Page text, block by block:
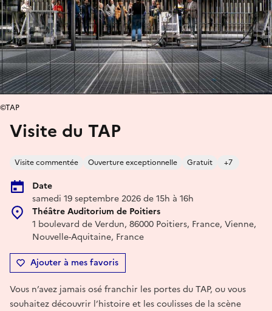
Visite du TAP
Visite commentée Ouverture exceptionnelle Gratuit +7
Date
samedi 19 septembre 2026 de 15h à 16h
Théâtre Auditorium de Poitiers
1 boulevard de Verdun, 86000 Poitiers, France, Vienne,
Nouvelle-Aquitaine, France
Ajouter à mes favoris
©TAP
Vous n’avez jamais osé franchir les portes du TAP, ou vous
souhaitez découvrir l’histoire et les coulisses de la scène